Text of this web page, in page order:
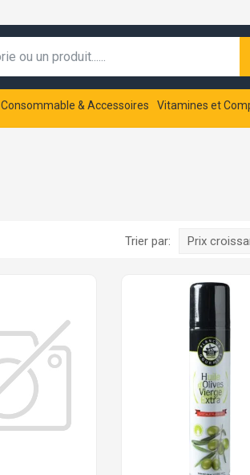
Consommable & Accessoires Vitamines et
Trier par: Prix